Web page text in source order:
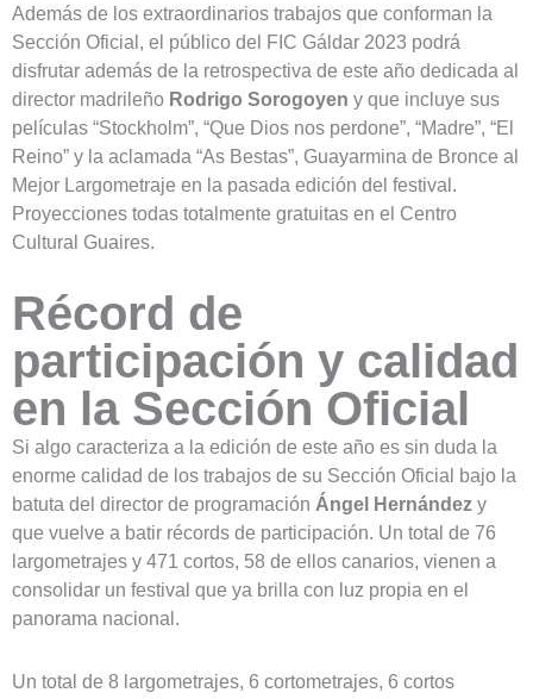
Además de los extraordinarios trabajos que conforman la
Sección Oficial, el público del FIC Gáldar 2023 podrá
disfrutar además de la retrospectiva de este año dedicada al
director madrileño Rodrigo Sorogoyen y que incluye sus
películas “Stockholm”, “Que Dios nos perdone”, “Madre”, “El
Reino” y la aclamada “As Bestas”, Guayarmina de Bronce al
Mejor Largometraje en la pasada edición del festival.
Proyecciones todas totalmente gratuitas en el Centro
Cultural Guaires.
Récord de
participación y calidad
en la Sección Oficial
Si algo caracteriza a la edición de este año es sin duda la
enorme calidad de los trabajos de su Sección Oficial bajo la
batuta del director de programación Ángel Hernández y
que vuelve a batir récords de participación. Un total de 76
largometrajes y 471 cortos, 58 de ellos canarios, vienen a
consolidar un festival que ya brilla con luz propia en el
panorama nacional.
Un total de 8 largometrajes, 6 cortometrajes, 6 cortos